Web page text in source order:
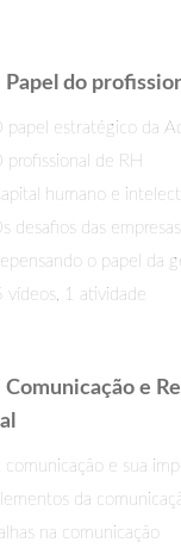
do
papel estratégico da
profissional de RH
humano e
desafios das
o papel da
vídeos, 1 atividade
Comunicação e
comunicação e sua
da
na comunicação